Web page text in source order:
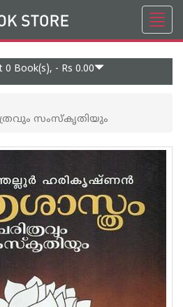
0 Book(s), - Rs 0.00
സംസ്കൃതിയും